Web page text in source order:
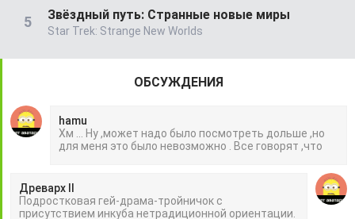
Звёздный путь: Странные новые миры
Star Trek: Strange New Worlds
ОБСУЖДЕНИЯ
hamu
Хм ... Ну ,может надо было посмотреть дольше ,но
для меня это было невозможно . Все говорят ,что
Древарх II
Подростковая гей-драма-тройничок с
присутствием инкуба нетрадиционной ориентации.